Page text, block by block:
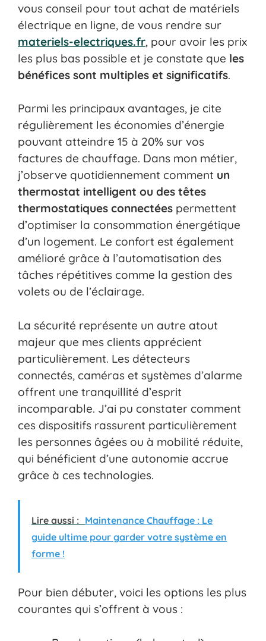
vous conseil pour tout achat de matériels
électrique en ligne, de vous rendre sur
materiels-electriques.fr, pour avoir les prix
les plus bas possible et je constate que les
bénéfices sont multiples et significatifs.
Parmi les principaux avantages, je cite
régulièrement les économies d’énergie
pouvant atteindre 15 à 20% sur vos
factures de chauffage. Dans mon métier,
j’observe quotidiennement comment un
thermostat intelligent ou des têtes
thermostatiques connectées permettent
d’optimiser la consommation énergétique
d’un logement. Le confort est également
amélioré grâce à l’automatisation des
tâches répétitives comme la gestion des
volets ou de l’éclairage.
La sécurité représente un autre atout
majeur que mes clients apprécient
particulièrement. Les détecteurs
connectés, caméras et systèmes d’alarme
offrent une tranquillité d’esprit
incomparable. J’ai pu constater comment
ces dispositifs rassurent particulièrement
les personnes âgées ou à mobilité réduite,
qui bénéficient d’une autonomie accrue
grâce à ces technologies.
Lire aussi : Maintenance Chauffage : Le
guide ultime pour garder votre système en
forme !
Pour bien débuter, voici les options les plus
courantes qui s’offrent à vous :